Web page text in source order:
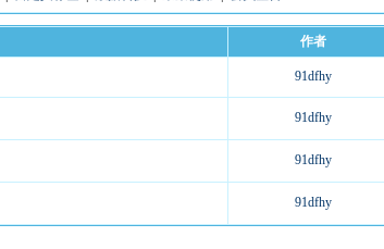
作者
91dfhy
91dfhy
91dfhy
91dfhy